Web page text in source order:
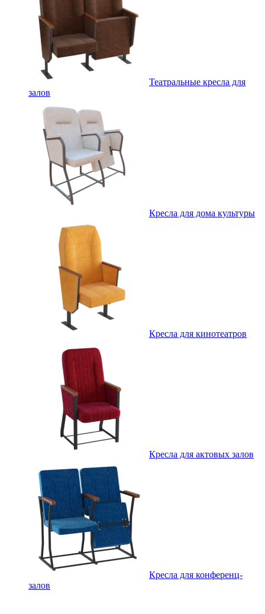
Театральные кресла для
залов
Кресла для дома культуры
Кресла для кинотеатров
Кресла для актовых залов
Кресла для конференц-
залов